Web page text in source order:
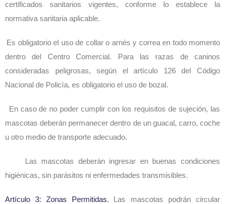
certificados sanitarios vigentes, conforme lo establece la
normativa sanitaria aplicable.
Es obligatorio el uso de collar o arnés y correa en todo momento
dentro del Centro Comercial. Para las razas de caninos
consideradas peligrosas, según el artículo 126 del Código
Nacional de Policía, es obligatorio el uso de bozal.
En caso de no poder cumplir con los requisitos de sujeción, las
mascotas deberán permanecer dentro de un guacal, carro, coche
u otro medio de transporte adecuado.
Las mascotas deberán ingresar en buenas condiciones
higiénicas, sin parásitos ni enfermedades transmisibles.
Artículo 3: Zonas Permitidas.
Las mascotas podrán circular